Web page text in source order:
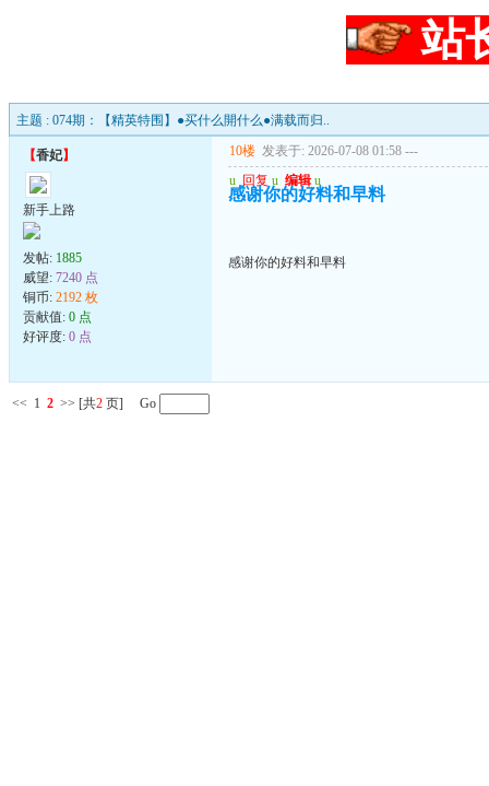
站
主题 : 074期：【精英特围】●买什么開什么●满载而归..
【香妃】
新手上路
发帖: 1885
威望: 7240 点
铜币: 2192 枚
贡献值: 0 点
好评度: 0 点
10楼 发表于: 2026-07-08 01:58 ---
u 回复 u 编辑 u
感谢你的好料和早料
感谢你的好料和早料
<< 1 2 >> [共2 页] Go